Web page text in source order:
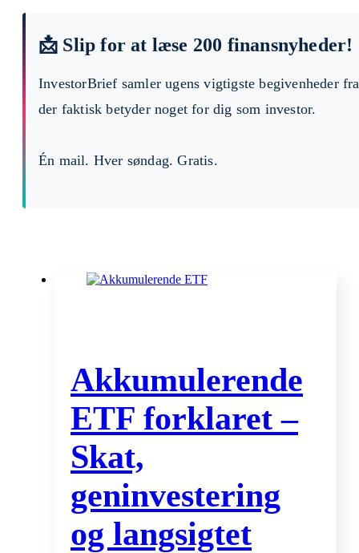
📩 Slip for at læse 200 finansnyheder!
InvestorBrief samler ugens vigtigste begivenheder
der faktisk betyder noget for dig som investor.
Én mail. Hver søndag. Gratis.
Akkumulerende
ETF forklaret –
Skat,
geninvestering
og langsigtet